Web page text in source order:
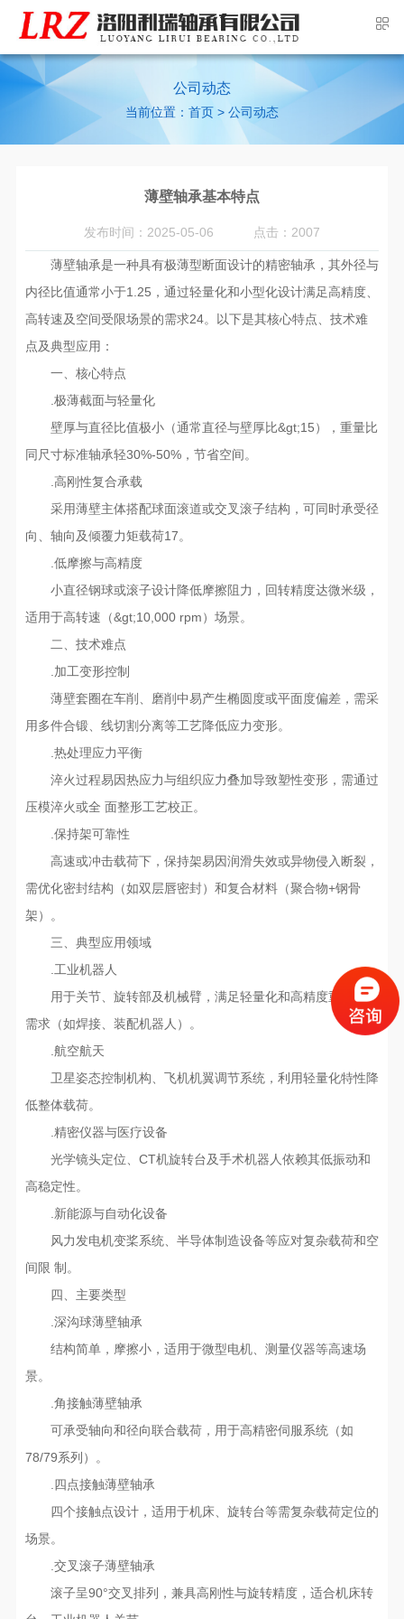
公司动态
当前位置： 首页 > 公司动态
薄壁轴承基本特点
发布时间：2025-05-06 点击：2007
薄壁轴承是一种具有极薄型断面设计的精密轴承，其外径与
内径比值通常小于1.25，通过轻量化和小型化设计满足高精度、
高转速及空间受限场景的需求‌24。以下是其核心特点、技术难
点及典型应用：
一、核心特点
.‌极薄截面与轻量化‌
壁厚与直径比值极小（通常直径与壁厚比&gt;15），重量比
同尺寸标准轴承轻30%-50%，节省空间‌。
.‌高刚性复合承载‌
采用薄壁主体搭配球面滚道或交叉滚子结构，可同时承受径
向、轴向及倾覆力矩载荷‌17。
.‌低摩擦与高精度‌
小直径钢球或滚子设计降低摩擦阻力，回转精度达微米级，
适用于高转速（&gt;10,000 rpm）场景。
二、技术难点
.‌加工变形控制‌
薄壁套圈在车削、磨削中易产生椭圆度或平面度偏差，需采
用多件合锻、线切割分离等工艺降低应力变形‌。
.‌热处理应力平衡‌
淬火过程易因热应力与组织应力叠加导致塑性变形，需通过
压模淬火或全 面整形工艺校正‌。
.‌保持架可靠性‌
高速或冲击载荷下，保持架易因润滑失效或异物侵入断裂，
需优化密封结构（如双层唇密封）和复合材料（聚合物+钢骨
架）‌。
三、典型应用领域
.‌工业机器人‌
用于关节、旋转部及机械臂，满足轻量化和高精度重复定位
需求（如焊接、装配机器人）‌。
.‌航空航天‌
卫星姿态控制机构、飞机机翼调节系统，利用轻量化特性降
低整体载荷‌。
.‌精密仪器与医疗设备‌
光学镜头定位、CT机旋转台及手术机器人依赖其低振动和
高稳定性‌。
.‌新能源与自动化设备‌
风力发电机变桨系统、半导体制造设备等应对复杂载荷和空
间限 制‌。
四、主要类型
.‌深沟球薄壁轴承‌
结构简单，摩擦小，适用于微型电机、测量仪器等高速场
景‌。
.‌角接触薄壁轴承‌
可承受轴向和径向联合载荷，用于高精密伺服系统（如
78/79系列）‌。
.‌四点接触薄壁轴承‌
四个接触点设计，适用于机床、旋转台等需复杂载荷定位的
场景‌。
.‌交叉滚子薄壁轴承‌
滚子呈90°交叉排列，兼具高刚性与旋转精度，适合机床转